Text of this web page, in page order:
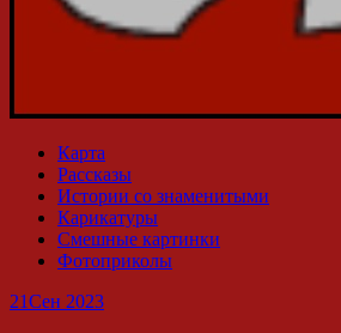
Карта
Рассказы
Истории со знаменитыми
Карикатуры
Смешные картинки
Фотоприколы
21Сен 2023